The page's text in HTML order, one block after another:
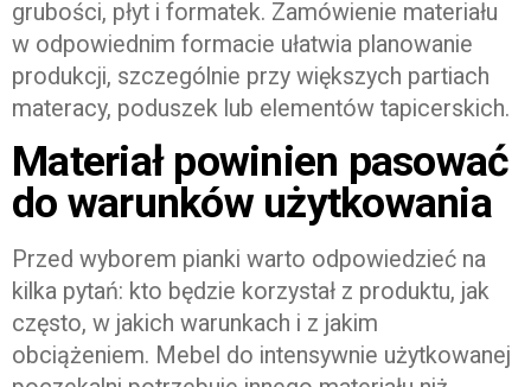
grubości, płyt i formatek. Zamówienie materiału
w odpowiednim formacie ułatwia planowanie
produkcji, szczególnie przy większych partiach
materacy, poduszek lub elementów tapicerskich.
Materiał powinien pasować
do warunków użytkowania
Przed wyborem pianki warto odpowiedzieć na
kilka pytań: kto będzie korzystał z produktu, jak
często, w jakich warunkach i z jakim
obciążeniem. Mebel do intensywnie użytkowanej